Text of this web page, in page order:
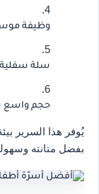
وظيفة
سلة سفلية
حجم واسع
يُوفر هذا السرير
بفضل متانته